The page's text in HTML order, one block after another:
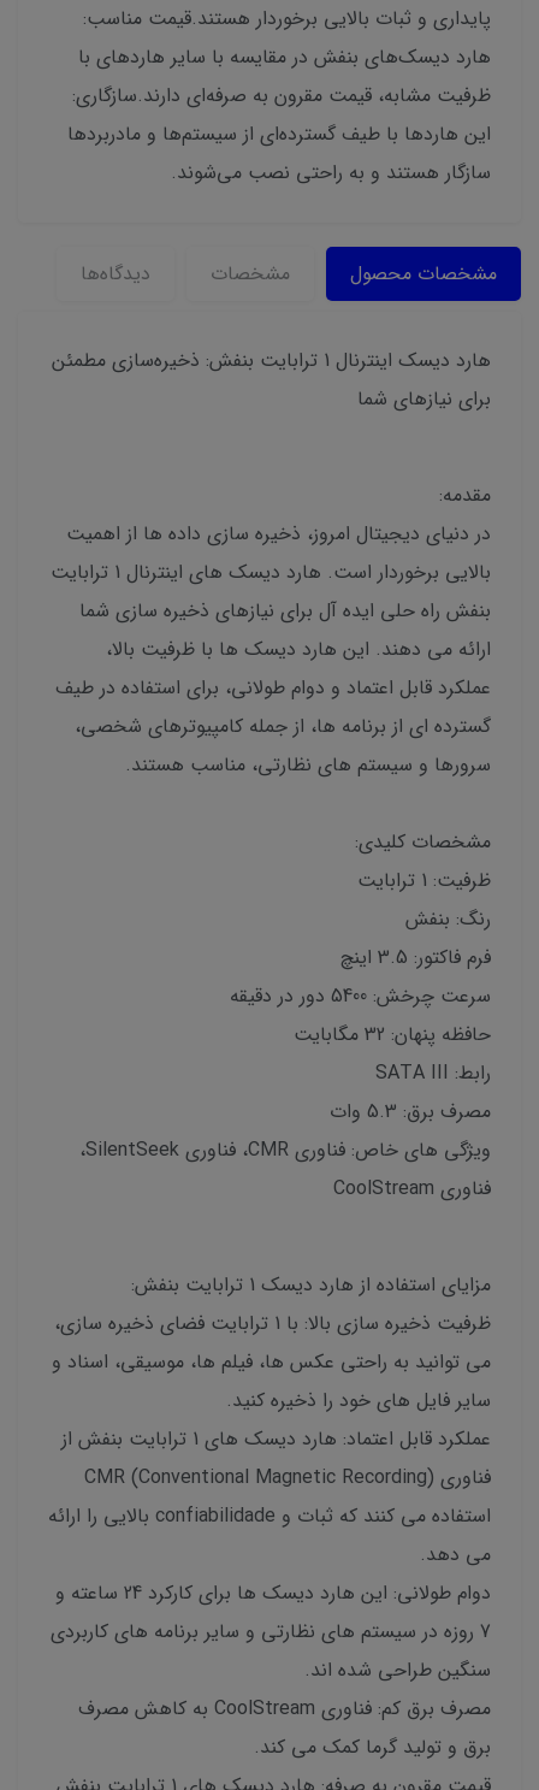
پایداری و ثبات بالایی برخوردار هستند.قیمت مناسب:
هارد دیسک‌های بنفش در مقایسه با سایر هاردهای با
ظرفیت مشابه، قیمت مقرون به صرفه‌ای دارند.سازگاری:
این هاردها با طیف گسترده‌ای از سیستم‌ها و مادربردها
سازگار هستند و به راحتی نصب می‌شوند.
مشخصات محصول مشخصات دیدگاه‌ها
هارد دیسک اینترنال 1 ترابایت بنفش: ذخیره‌سازی مطمئن
برای نیازهای شما
مقدمه:
در دنیای دیجیتال امروز، ذخیره سازی داده ها از اهمیت
بالایی برخوردار است. هارد دیسک های اینترنال 1 ترابایت
بنفش راه حلی ایده آل برای نیازهای ذخیره سازی شما
ارائه می دهند. این هارد دیسک ها با ظرفیت بالا،
عملکرد قابل اعتماد و دوام طولانی، برای استفاده در طیف
گسترده ای از برنامه ها، از جمله کامپیوترهای شخصی،
سرورها و سیستم های نظارتی، مناسب هستند.
مشخصات کلیدی:
ظرفیت: 1 ترابایت
رنگ: بنفش
فرم فاکتور: 3.5 اینچ
سرعت چرخش: 5400 دور در دقیقه
حافظه پنهان: 32 مگابایت
رابط: SATA III
مصرف برق: 5.3 وات
ویژگی های خاص: فناوری CMR، فناوری SilentSeek،
فناوری CoolStream
مزایای استفاده از هارد دیسک 1 ترابایت بنفش:
ظرفیت ذخیره سازی بالا: با 1 ترابایت فضای ذخیره سازی،
می توانید به راحتی عکس ها، فیلم ها، موسیقی، اسناد و
سایر فایل های خود را ذخیره کنید.
عملکرد قابل اعتماد: هارد دیسک های 1 ترابایت بنفش از
فناوری CMR (Conventional Magnetic Recording)
استفاده می کنند که ثبات و confiabilidade بالایی را ارائه
می دهد.
دوام طولانی: این هارد دیسک ها برای کارکرد 24 ساعته و
7 روزه در سیستم های نظارتی و سایر برنامه های کاربردی
سنگین طراحی شده اند.
مصرف برق کم: فناوری CoolStream به کاهش مصرف
برق و تولید گرما کمک می کند.